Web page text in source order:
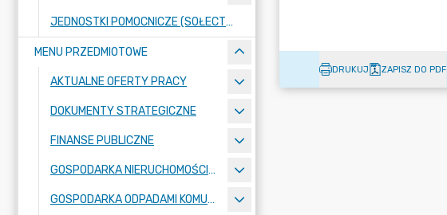
JEDNOSTKI POMOCNICZE (SOŁECTWA)
MENU PRZEDMIOTOWE
AKTUALNE OFERTY PRACY
DOKUMENTY STRATEGICZNE
FINANSE PUBLICZNE
GOSPODARKA NIERUCHOMOŚCIAMI
GOSPODARKA ODPADAMI KOMUNALNYMI
DRUKUJ ZAPISZ DO PDF